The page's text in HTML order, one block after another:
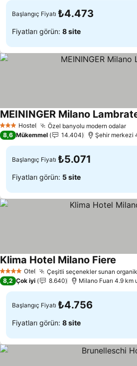
Başlangıç Fiyatı ₺4.473
Fiyatları görün: 8 site
3 YıldızHostel Özel banyolu modern odalar
MEININGER Milano
8,6 Mükemmel 14.404 Şehir merkezi
Başlangıç Fiyatı ₺5.071
Fiyatları görün: 5 site
4 Yıldız Otel Çeşitli seçenekler sunan
Klima Hotel Milano Fiere
8,2 Çok iyi 8.640 Milano Fuarı 4.9 km
Başlangıç Fiyatı ₺4.756
Fiyatları görün: 8 site